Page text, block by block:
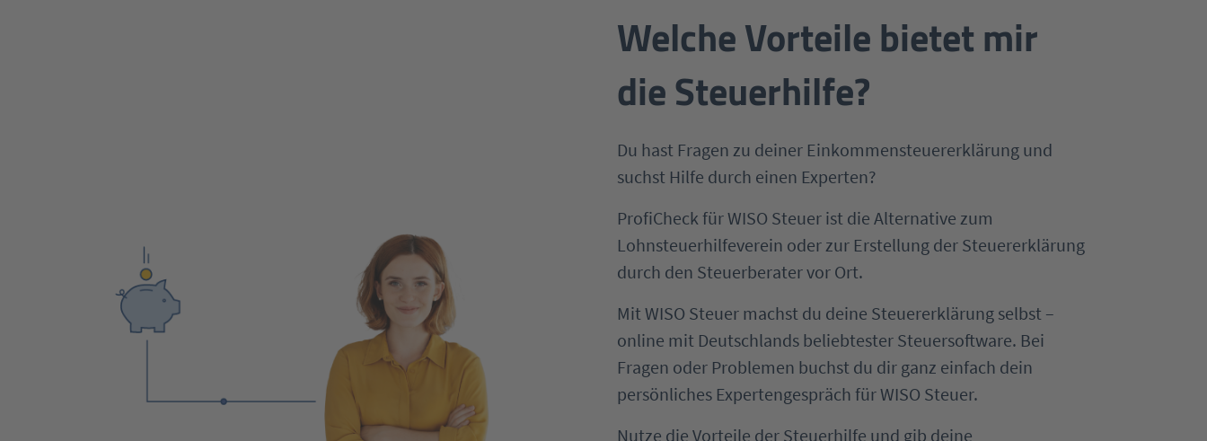
Welche Vorteile bietet mir
die Steuerhilfe?
Du hast Fragen zu deiner Einkommensteuererklärung und
suchst Hilfe durch einen Experten?
ProfiCheck für WISO Steuer ist die Alternative zum
Lohnsteuerhilfeverein oder zur Erstellung der Steuererklärung
durch den Steuerberater vor Ort.
Mit WISO Steuer machst du deine Steuererklärung selbst –
online mit Deutschlands beliebtester Steuersoftware. Bei
Fragen oder Problemen buchst du dir ganz einfach dein
persönliches Expertengespräch für WISO Steuer.
Nutze die Vorteile der Steuerhilfe und gib deine